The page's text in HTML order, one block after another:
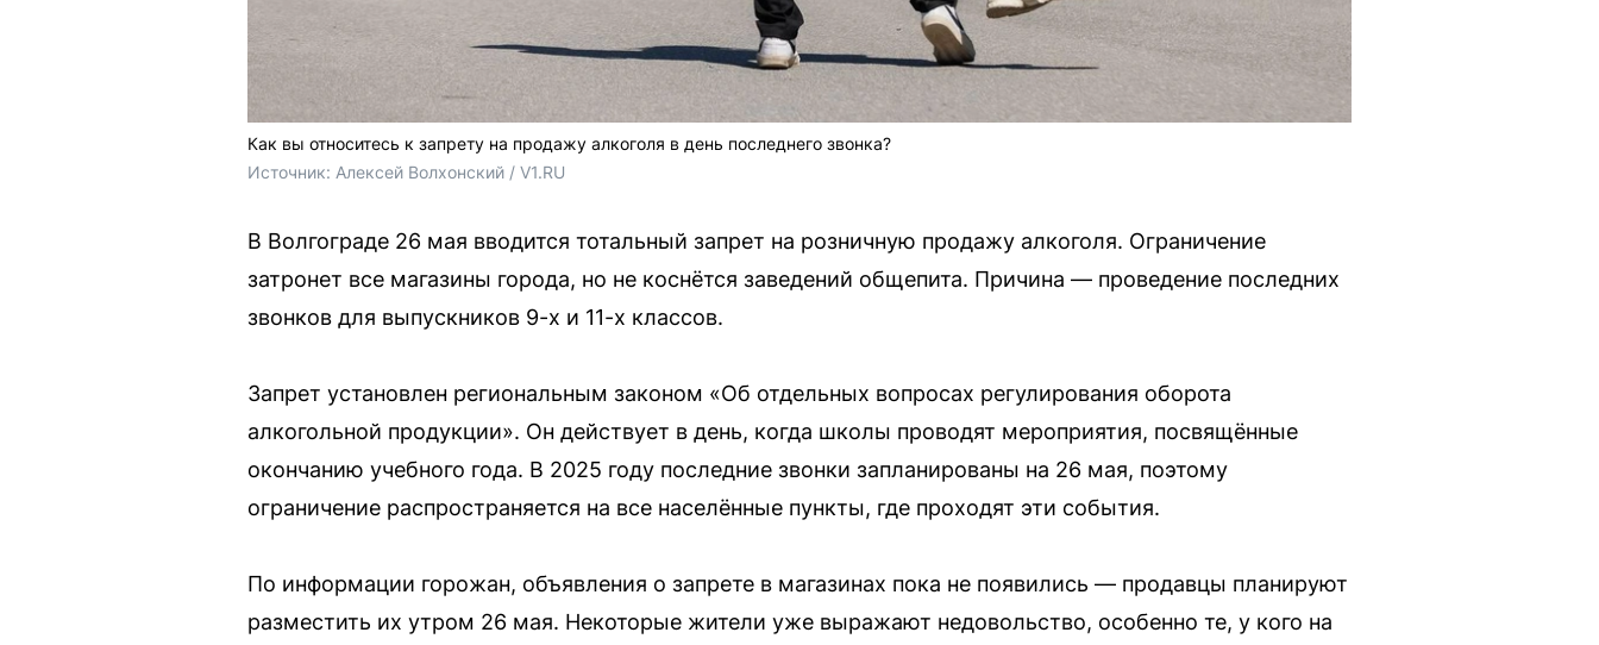
Как вы относитесь к запрету на продажу алкоголя в день последнего звонка?
Источник: Алексей Волхонский / V1.RU
В Волгограде 26 мая вводится тотальный запрет на розничную продажу алкоголя. Ограничение
затронет все магазины города, но не коснётся заведений общепита. Причина — проведение последних
звонков для выпускников 9-х и 11-х классов.
Запрет установлен региональным законом «Об отдельных вопросах регулирования оборота
алкогольной продукции». Он действует в день, когда школы проводят мероприятия, посвящённые
окончанию учебного года. В 2025 году последние звонки запланированы на 26 мая, поэтому
ограничение распространяется на все населённые пункты, где проходят эти события.
По информации горожан, объявления о запрете в магазинах пока не появились — продавцы планируют
разместить их утром 26 мая. Некоторые жители уже выражают недовольство, особенно те, у кого на